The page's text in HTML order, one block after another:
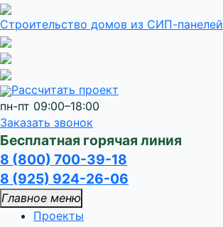
Строительство домов из СИП-панелей
Рассчитать проект
пн-пт 09:00–18:00
Заказать звонок
Бесплатная горячая линия
8 (800) 700-39-18
8 (925) 924-26-06
Главное меню
Проекты